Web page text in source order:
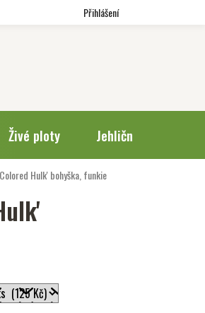
Přihlášení
Živé ploty Jehličnany
Hulk'bohyška, funkie